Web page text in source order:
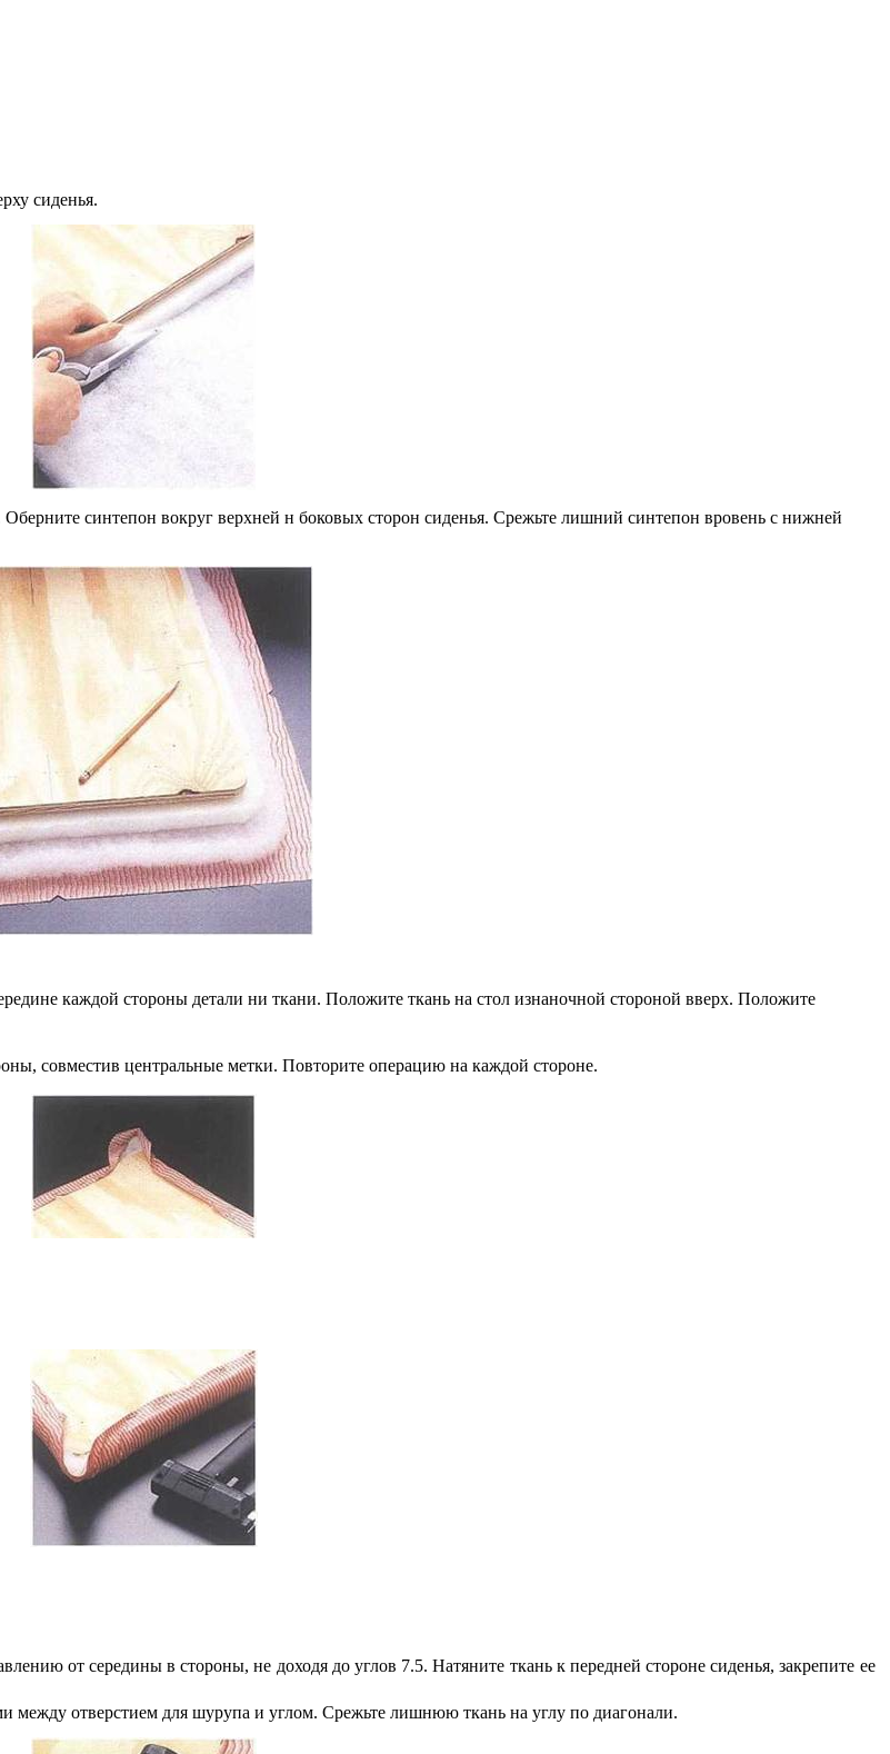
сиденья.
синтепон вокруг верхней н боковых сторон сиденья. Срежьте лишний синтепон вровень с нижней
каждой стороны детали ни ткани. Положите ткань на стол изнаночной стороной вверх. Положите
совместив центральные метки. Повторите операцию на каждой стороне.
от середины в стороны, не доходя до углов 7.5. Натяните ткань к передней стороне сиденья, закрепите ее
между отверстием для шурупа и углом. Срежьте лишнюю ткань на углу по диагонали.